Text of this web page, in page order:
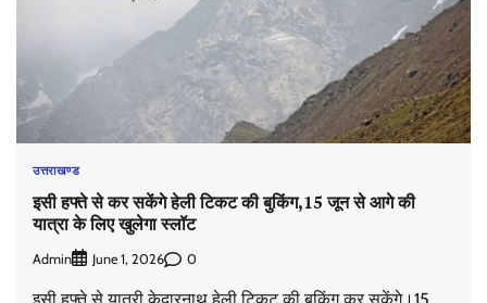
उत्तराखण्ड
इसी हफ्ते से कर सकेंगे हेली टिकट की बुकिंग,15 जून से आगे की
यात्रा के लिए खुलेगा स्लॉट
Admin June 1, 2026 0